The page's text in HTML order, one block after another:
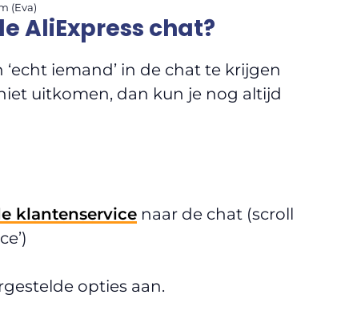
(Eva)
AliExpress chat?
iemand’ in de chat te krijgen
uitkomen, dan kun je nog altijd
klantenservice naar de chat (scroll
opties aan.